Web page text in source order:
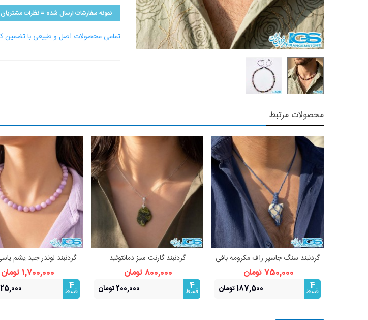
نمونه سفارشات ارسال شده = نظرات مشتریان
تمامی محصولات اصل و طبیعی با تضمین
محصولات مرتبط
مشاهده بیشتر
گردنبند سنگ جاسپر راف مکرومه بافی
فری سایز
750,000 تومان
4
قسط 187,500 تومان
مشاهده بیشتر
گردنبند گارنت سبز دمانتوئید
(بازنجیراستیل)
800,000 تومان
4
قسط 200,000 تومان
مشاهده بیشتر
گردنبند لوندر جید یشم
تعادل و آرامش
1,700,000 تومان
4
قسط 425,000